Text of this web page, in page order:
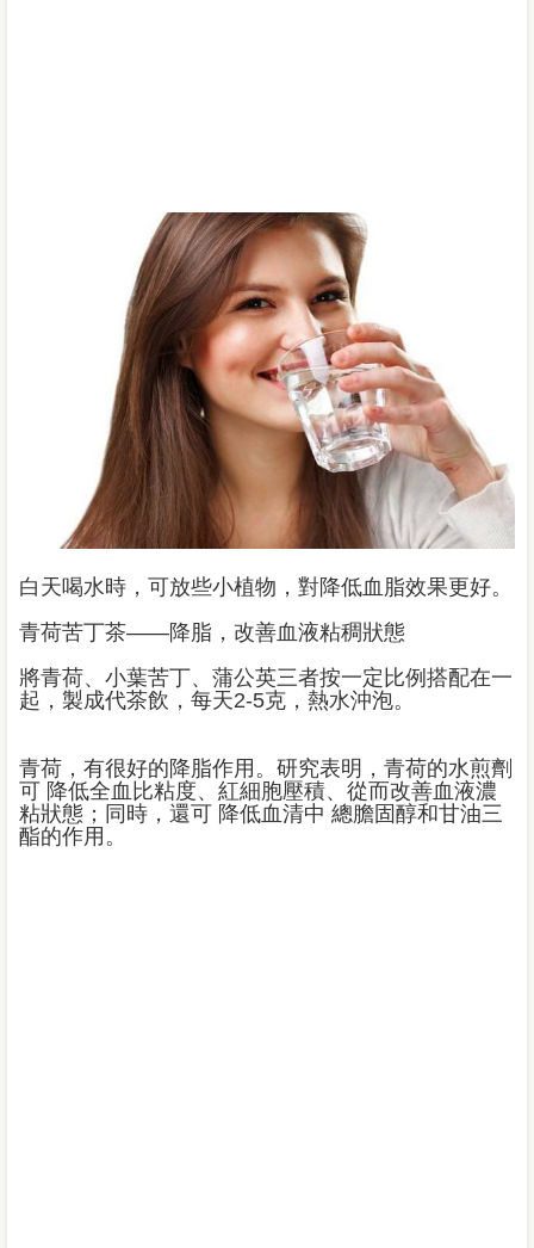
白天喝水時，可放些小植物，對降低血脂效果更好。
青荷苦丁茶——降脂，改善血液粘稠狀態
將青荷、小葉苦丁、蒲公英三者按一定比例搭配在一
起，製成代茶飲，每天2-5克，熱水沖泡。
青荷，有很好的降脂作用。研究表明，青荷的水煎劑
可 降低全血比粘度、紅細胞壓積、從而改善血液濃
粘狀態；同時，還可 降低血清中 總膽固醇和甘油三
酯的作用。